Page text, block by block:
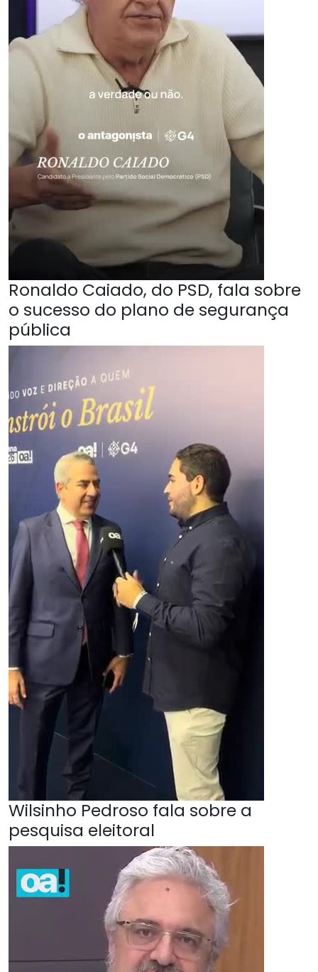
Ronaldo Caiado, do PSD, fala sobre
o sucesso do plano de segurança
pública
Wilsinho Pedroso fala sobre a
pesquisa eleitoral